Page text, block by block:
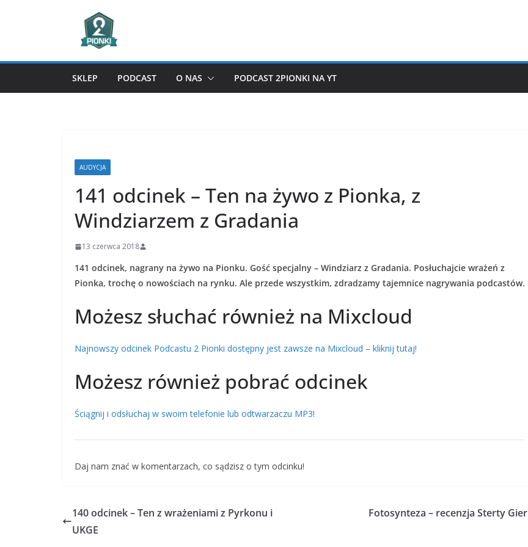
SKLEP PODCAST O NAS PODCAST 2PIONKI NA YT
AUDYCJA
141 odcinek – Ten na żywo z Pionka, z
Windziarzem z Gradania
13 czerwca 2018
141 odcinek, nagrany na żywo na Pionku. Gość specjalny – Windziarz z Gradania. Posłuchajcie wrażeń z
Pionka, trochę o nowościach na rynku. Ale przede wszystkim, zdradzamy tajemnice nagrywania podcastów.
Możesz słuchać również na Mixcloud
Najnowszy odcinek Podcastu 2 Pionki dostępny jest zawsze na Mixcloud – kliknij tutaj!
Możesz również pobrać odcinek
Ściągnij i odsłuchaj w swoim telefonie lub odtwarzaczu MP3!
Daj nam znać w komentarzach, co sądzisz o tym odcinku!
140 odcinek – Ten z wrażeniami z Pyrkonu i
UKGE
Fotosynteza – recenzja Sterty Gier